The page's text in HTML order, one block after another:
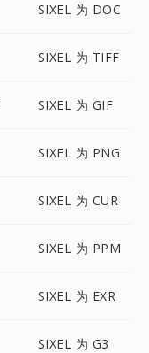
SIXEL 为 DOC
SIXEL 为 TIFF
SIXEL 为 GIF
SIXEL 为 PNG
SIXEL 为 CUR
SIXEL 为 PPM
SIXEL 为 EXR
SIXEL 为 G3